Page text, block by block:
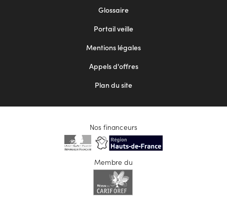
Glossaire
Portail veille
Mentions légales
Appels d'offres
Plan du site
Nos financeurs
Membre du